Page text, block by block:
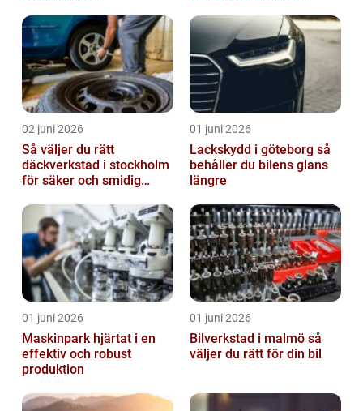
02 juni 2026
Så väljer du rätt
däckverkstad i stockholm
för säker och smidig
01 juni 2026
Lackskydd i göteborg så
behåller du bilens glans
längre
01 juni 2026
Maskinpark hjärtat i en
effektiv och robust
produktion
01 juni 2026
Bilverkstad i malmö så
väljer du rätt för din bil